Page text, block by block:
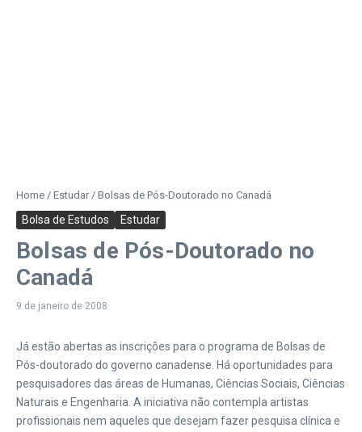
Home / Estudar / Bolsas de Pós-Doutorado no Canadá
Bolsa de Estudos Estudar
Bolsas de Pós-Doutorado no
Canadá
9 de janeiro de 2008
Já estão abertas as inscrições para o programa de Bolsas de
Pós-doutorado do governo canadense. Há oportunidades para
pesquisadores das áreas de Humanas, Ciências Sociais, Ciências
Naturais e Engenharia. A iniciativa não contempla artistas
profissionais nem aqueles que desejam fazer pesquisa clínica e